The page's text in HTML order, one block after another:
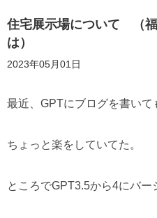
住宅展示場について （
は）
2023年05月01日
最近、GPTにブログを書いて
ちょっと楽をしていてた。
ところでGPT3.5から4にバー